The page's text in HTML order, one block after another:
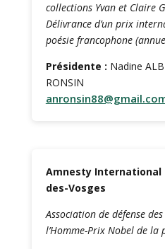
collections Yvan et Claire
Délivrance d’un prix
poésie francophone
Présidente : Nadine
RONSIN
Amnesty International
des-Vosges
Association de défense
l’Homme-Prix Nobel de la